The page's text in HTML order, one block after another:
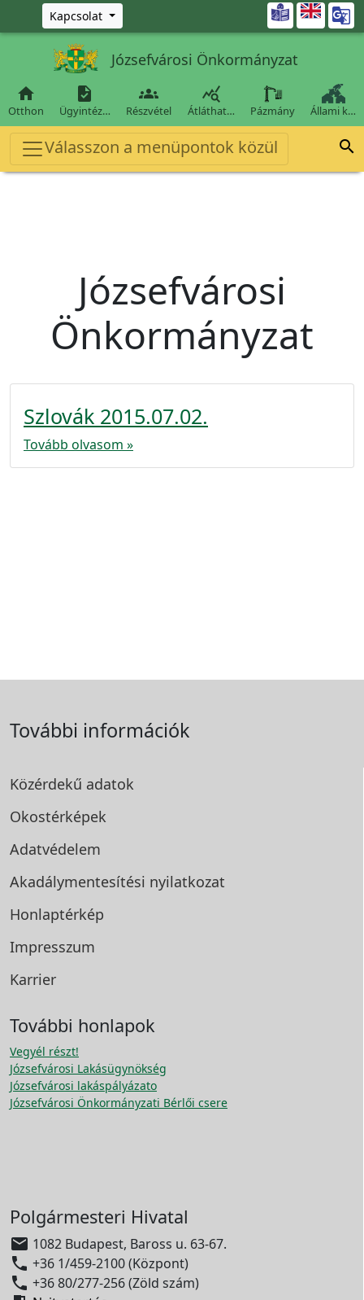
Ugrás a fő tartalomra
Kapcsolat 
Józsefvárosi Önkormányzat

Otthon

Ügyintéz…

Részvétel

Átláthat… Pázmány Állami k…
Válasszon a menüpontok közül 
Józsefvárosi
Önkormányzat
Szlovák 2015.07.02.
Tovább olvasom »
További információk
Közérdekű adatok
Okostérképek
Adatvédelem
Akadálymentesítési nyilatkozat
Honlaptérkép
Impresszum
Karrier
További honlapok
Vegyél részt!
Józsefvárosi Lakásügynökség
Józsefvárosi lakáspályázato
Józsefvárosi Önkormányzati Bérlői csere
Polgármesteri Hivatal
 1082 Budapest, Baross u. 63-67.
 +36 1/459-2100 (Központ)
 +36 80/277-256 (Zöld szám)